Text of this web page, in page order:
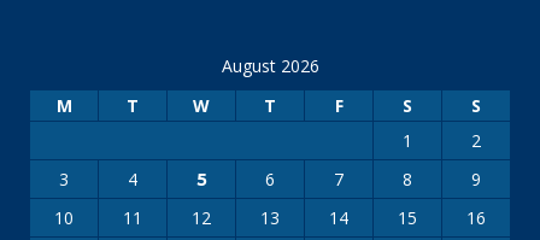
August 2026
M
T W T F S
S
1
2
3
4 5 6 7 8
9
10
11 12 13 14 15
16